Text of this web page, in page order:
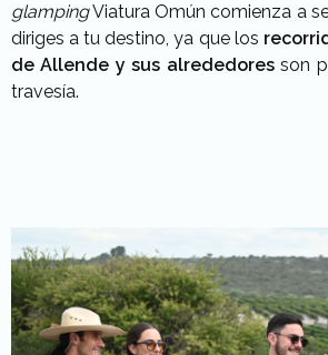
glampingViatura Omún comienza a
diriges a tu destino, ya que los
de Allende y sus alrededoresson
travesía.